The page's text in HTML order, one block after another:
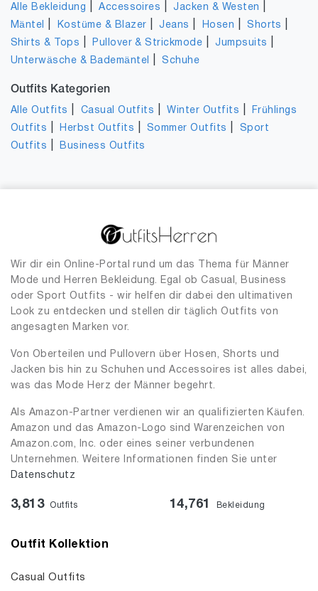
Alle Bekleidung |Accessoires |Jacken & Westen
Mäntel Kostüme & Blazer |Jeans Hosen |Shorts
Shirts & Tops Pullover & Strickmode |Jumpsuits
Unterwäsche & Bademäntel |Schuhe
Outfits Kategorien
Alle Outfits Casual Outfits |Winter Outfits
Frühlings
Outfits
Herbst Outfits Sommer Outfits
Sport
Outfits
Business Outfits
Wir dir ein Online-Portal rund um das Thema für Männer
Mode und Herren Bekleidung. Egal ob Casual, Business
oder Sport Outfits - wir helfen dir dabei den ultimativen
Look zu entdecken und stellen dir täglich Outfits von
angesagten Marken vor.
Von Oberteilen und Pullovern über Hosen, Shorts und
Jacken bis hin zu Schuhen und Accessoires ist alles dabei,
was das Mode Herz der Männer begehrt.
Als Amazon-Partner verdienen wir an qualifizierten Käufen.
Amazon und das Amazon-Logo sind Warenzeichen von
Amazon.com, Inc. oder eines seiner verbundenen
Unternehmen. Weitere Informationen finden Sie unter
Datenschutz
3,813 Outfits 14,761 Bekleidung
Outfit Kollektion
Casual Outfits